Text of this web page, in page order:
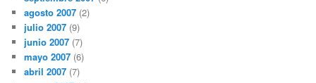
agosto 2007 (2)
julio 2007 (9)
junio 2007 (7)
mayo 2007 (6)
abril 2007 (7)